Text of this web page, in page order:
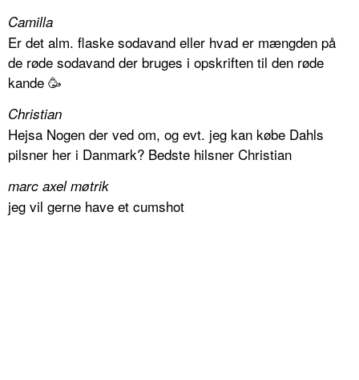
Camilla
Er det alm. flaske sodavand eller hvad er mængden på
de røde sodavand der bruges i opskriften til den røde
kande 🥳
Christian
Hejsa Nogen der ved om, og evt. jeg kan købe Dahls
pilsner her i Danmark? Bedste hilsner Christian
marc axel møtrik
jeg vil gerne have et cumshot